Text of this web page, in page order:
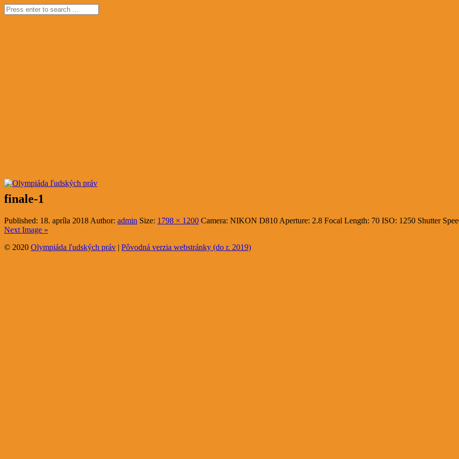
finale-1
Published: 18. apríla 2018 Author: admin Size: 1798 × 1200 Camera: NIKON D810 Aperture: 2.8 Focal Length: 70 ISO: 1250 Shutter
Next Image »
© 2020 Olympiáda ľudských práv | Pôvodná verzia webstránky (do r. 2019)